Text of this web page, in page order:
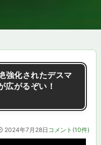
強化されたデスマ
広がるぞい！
2024年7月28日 コメント(10件)